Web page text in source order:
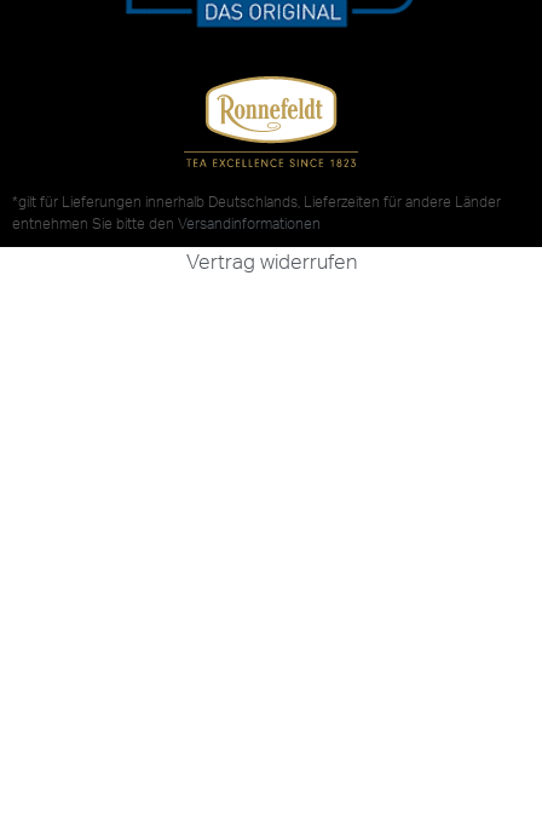
*gilt für Lieferungen innerhalb Deutschlands, Lieferzeiten für andere Länder
entnehmen Sie bitte den Versandinformationen
Vertrag widerrufen